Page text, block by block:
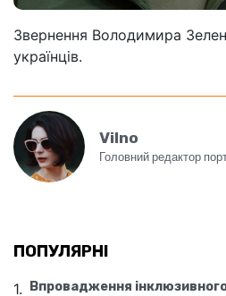
Звернення Володимира
українців.
Vilno
Головний редактор
ПОПУЛЯРНІ
Впровадження